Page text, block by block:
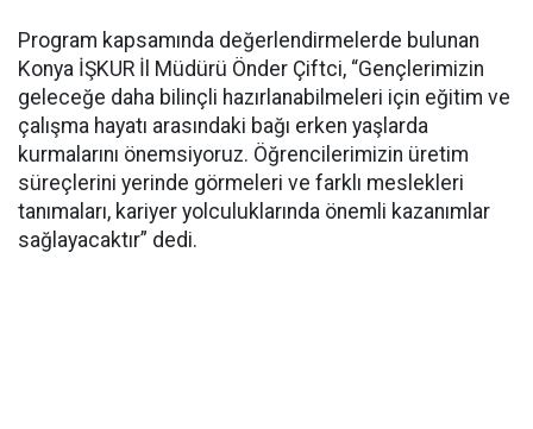
Program kapsamında değerlendirmelerde bulunan
Konya İŞKUR İl Müdürü Önder Çiftci, “Gençlerimizin
geleceğe daha bilinçli hazırlanabilmeleri için eğitim ve
çalışma hayatı arasındaki bağı erken yaşlarda
kurmalarını önemsiyoruz. Öğrencilerimizin üretim
süreçlerini yerinde görmeleri ve farklı meslekleri
tanımaları, kariyer yolculuklarında önemli kazanımlar
sağlayacaktır” dedi.